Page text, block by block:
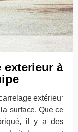
exterieur à
extérieur
surface. Que ce
il y a des